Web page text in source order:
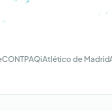
Atlético de Madrid